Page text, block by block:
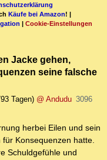
Käufe bei Amazon! |
| Cookie-Einstellungen
Jacke gehen,
seine falsche
Tagen) @ Andudu 3096
herbei Eilen und sein
Konsequenzen hatte.
Schuldgefühle und